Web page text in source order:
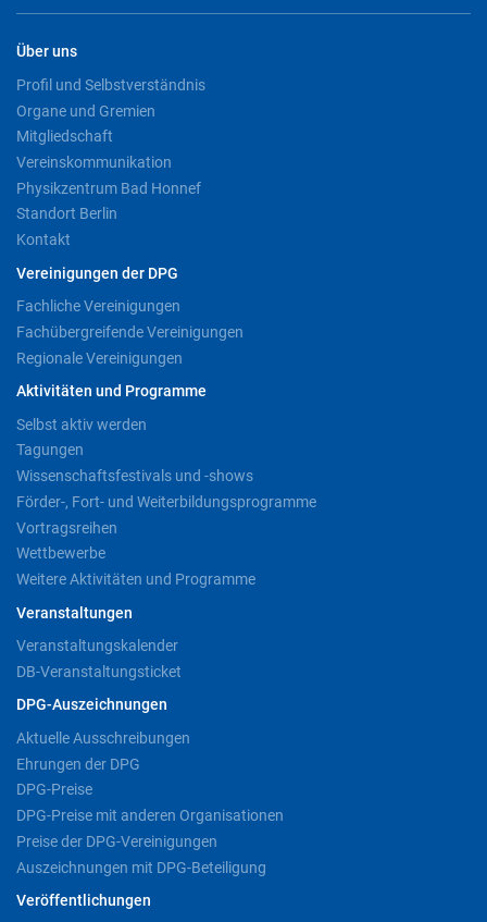
Über uns
Profil und Selbstverständnis
Organe und Gremien
Mitgliedschaft
Vereinskommunikation
Physikzentrum Bad Honnef
Standort Berlin
Kontakt
Vereinigungen der DPG
Fachliche Vereinigungen
Fachübergreifende Vereinigungen
Regionale Vereinigungen
Aktivitäten und Programme
Selbst aktiv werden
Tagungen
Wissenschaftsfestivals und -shows
Förder-, Fort- und Weiterbildungsprogramme
Vortragsreihen
Wettbewerbe
Weitere Aktivitäten und Programme
Veranstaltungen
Veranstaltungskalender
DB-Veranstaltungsticket
DPG-Auszeichnungen
Aktuelle Ausschreibungen
Ehrungen der DPG
DPG-Preise
DPG-Preise mit anderen Organisationen
Preise der DPG-Vereinigungen
Auszeichnungen mit DPG-Beteiligung
Veröffentlichungen